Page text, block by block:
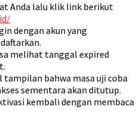
Anda lalu klik link berikut
dengan akun yang
melihat tanggal expired
bahwa masa uji coba
sementara akan ditutup.
kembali dengan membaca